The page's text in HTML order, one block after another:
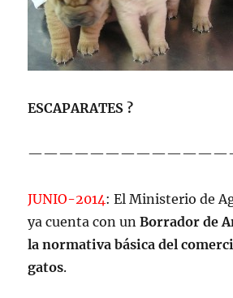
ESCAPARATES ?
JUNIO-2014: El Ministerio de
ya cuenta con un Borrador de
la normativa básica del
gatos.